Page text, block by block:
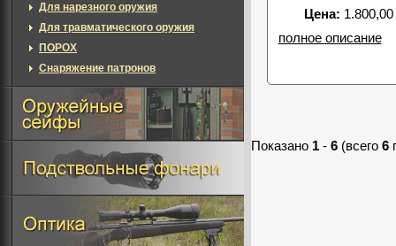
Цена:
полное описание
Показано 1 - 6 (всего 6
Для нарезного оружия
Для травматического оружия
ПОРОХ
Снаряжение патронов